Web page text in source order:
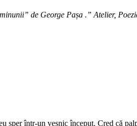
de George Pașa .” Atelier,
sper într-un veșnic început. Cred că